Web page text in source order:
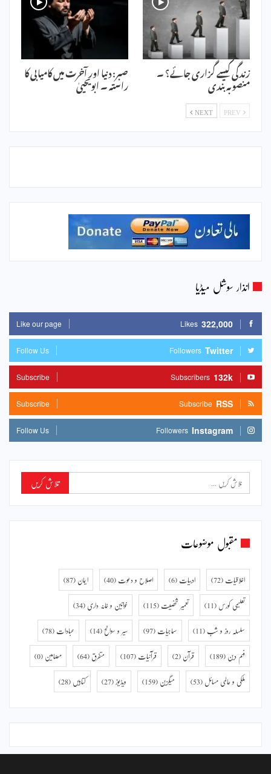
زندگی کیسے گزاری جائے؟ ۔
منصوبہ بندی
صبر: دنیا اور آخرت میں کامیابی کا
راستہ ۔ ابویحییٰ
NEXT
انذار سوشل میڈیا
322,000
Likes
Like our page
Twitter
Followers
Follow Us
132k
Subscribers
Subscribe
RSS
Subscribe
Subscribe
Instagram
Followers
Follow Us
مقبول موضوعات
اخلاقیات (72) ادبیات (6) اصلاح و دعوت (40) ایمان (87)
تعلیمی کورس (11) تعمیر شخصیت (115) خواتین و خانہ داری (34)
سلسلہ روز و شب (11) سماجیات (97) سیر و سوانح (14) عبادات (78)
فہم دین (189) قرآن (2) قرآنیات (107) متفرق (64) مضامین (0)
ملکی و عالمی مسائل (53) میگزین (159) ویڈیوز (27) کتابیں (28)